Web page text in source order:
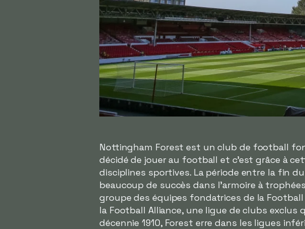
Nottingham Forest est un club de football
décidé de jouer au football et c'est grâce à
disciplines sportives. La période entre la fin
beaucoup de succès dans l'armoire à
groupe des équipes fondatrices de la Football
la Football Alliance, une ligue de clubs
décennie 1910, Forest erre dans les ligues